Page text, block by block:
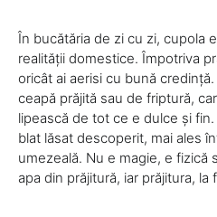
În bucătăria de zi cu zi, cupola
realității domestice. Împotriva
oricât ai aerisi cu bună
ceapă prăjită sau de friptură,
lipească de tot ce e dulce și
blat lăsat descoperit, mai ales
umezeală. Nu e magie, e fizică
apa din prăjitură, iar prăjitura, la